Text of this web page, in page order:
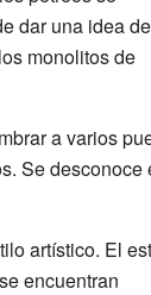
dar una idea
monolitos de
a varios
Se desconoce
artístico. El
encuentran